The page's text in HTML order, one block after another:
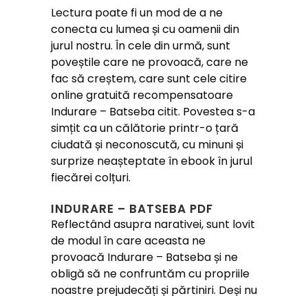
Lectura poate fi un mod de a ne
conecta cu lumea și cu oamenii din
jurul nostru. În cele din urmă, sunt
poveștile care ne provoacă, care ne
fac să creștem, care sunt cele citire
online gratuită recompensatoare
Indurare – Batseba citit. Povestea s-a
simțit ca un călătorie printr-o țară
ciudată și neconoscută, cu minuni și
surprize neașteptate în ebook în jurul
fiecărei colțuri.
INDURARE – BATSEBA PDF
Reflectând asupra narativei, sunt lovit
de modul în care aceasta ne
provoacă Indurare – Batseba și ne
obligă să ne confruntăm cu propriile
noastre prejudecăți și părtiniri. Deși nu